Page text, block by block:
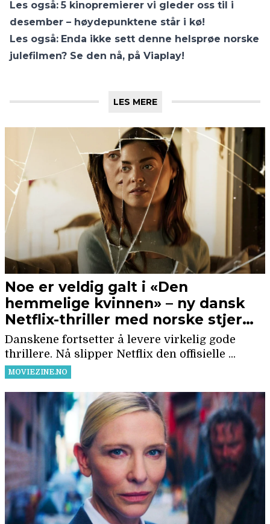
Les også: 5 kinopremierer vi gleder oss til i
desember – høydepunktene står i kø!
Les også: Enda ikke sett denne helsprøe norske
julefilmen? Se den nå, på Viaplay!
LES MERE